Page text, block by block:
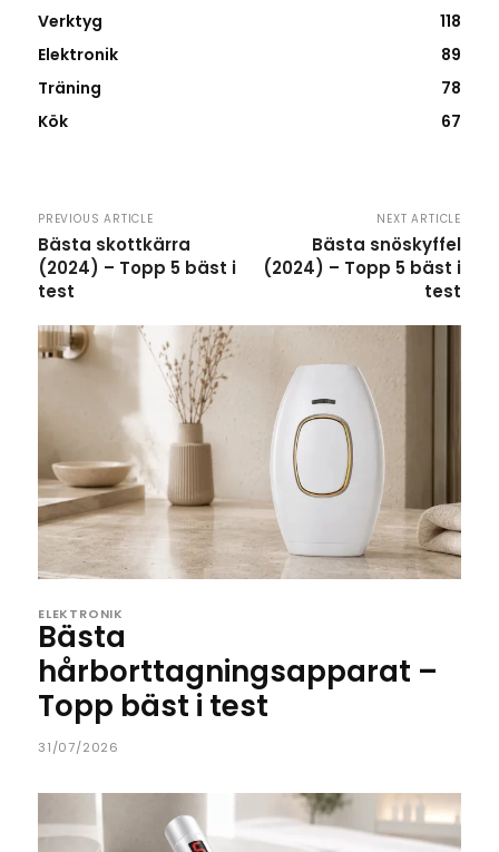
Verktyg
118
Elektronik
89
Träning
78
Kök
67
PREVIOUS ARTICLE
Bästa skottkärra
(2024) – Topp 5 bäst i
test
NEXT ARTICLE
Bästa snöskyffel
(2024) – Topp 5 bäst i
test
ELEKTRONIK
Bästa
hårborttagningsapparat –
Topp bäst i test
31/07/2026